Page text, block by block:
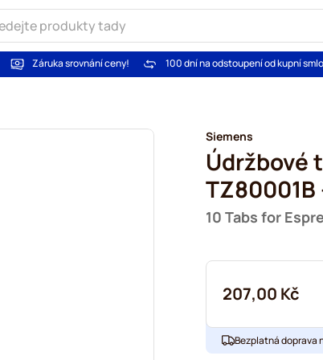
Záruka srovnání ceny! 100 dní na odstoupení od kupní
Siemens
Údržbové
10 Tabs for
207,00 Kč
Bezplatná doprava